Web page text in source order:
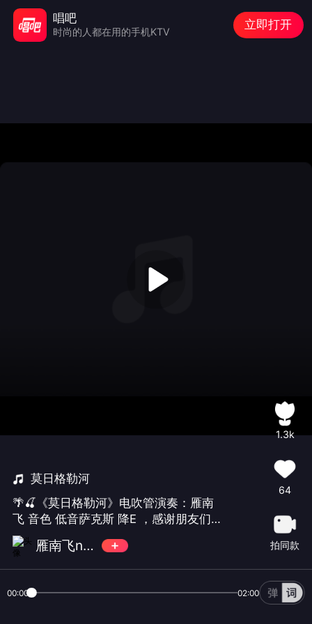
莫日格勒河
🌴🍒《莫日格勒河》电吹管演奏：雁南
飞 音色 低音萨克斯 降E ，感谢朋友们
的一路陪伴和支持。🍒🌴
雁南飞nf（休息）
1.3k
64
拍同款
00:00 02:00
唱吧
时尚的人都在用的手机KTV
立即打开